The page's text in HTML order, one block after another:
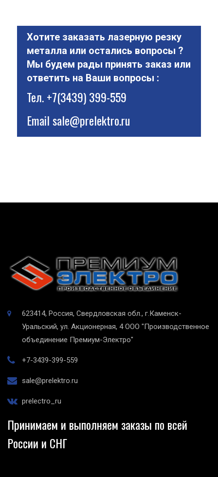
Хотите заказать лазерную резку
металла или остались вопросы ?
Мы будем рады принять заказ или
ответить на Ваши вопросы :
Тел.+7(3439) 399-559
Emailsale@prelektro.ru
623414, Россия, Свердловская обл., г.Каменск-
Уральский, ул. Акционерная, 4 ООО "Производственное
объединение Премиум-Электро"
+7-3439-399-559
sale@prelektro.ru
prelectro_ru
Принимаем и выполняем заказы по всей
России и СНГ